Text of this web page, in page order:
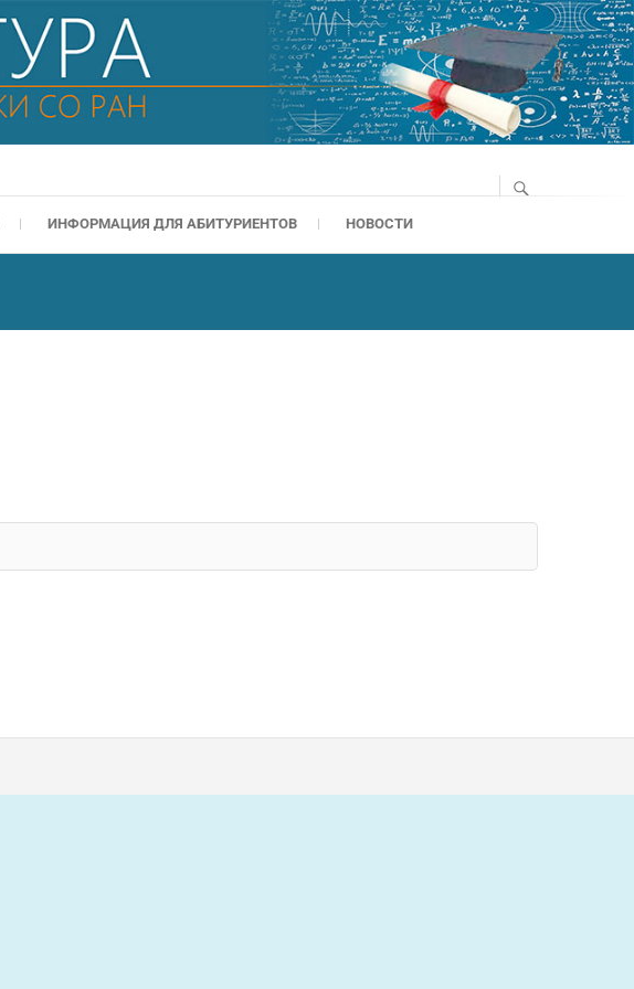
ИНФОРМАЦИЯ ДЛЯ АБИТУРИЕНТОВ НОВОСТИ